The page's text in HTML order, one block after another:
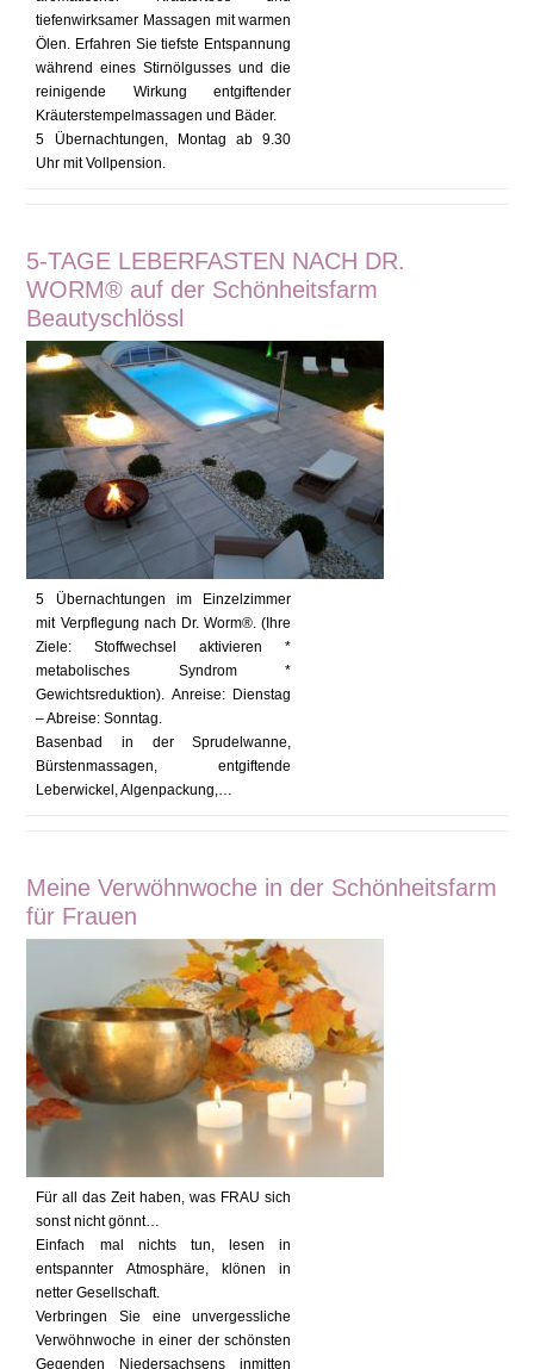
tiefenwirksamer Massagen mit warmen
Ölen. Erfahren Sie tiefste Entspannung
während eines Stirnölgusses und die
reinigende Wirkung entgiftender
Kräuterstempelmassagen und Bäder.
5 Übernachtungen, Montag ab 9.30
Uhr mit Vollpension.
5-TAGE LEBERFASTEN NACH DR.
WORM® auf der Schönheitsfarm
Beautyschlössl
5 Übernachtungen im Einzelzimmer
mit Verpflegung nach Dr. Worm®. (Ihre
Ziele: Stoffwechsel aktivieren *
metabolisches Syndrom *
Gewichtsreduktion). Anreise: Dienstag
– Abreise: Sonntag.
Basenbad in der Sprudelwanne,
Bürstenmassagen, entgiftende
Leberwickel, Algenpackung,…
Meine Verwöhnwoche in der Schönheitsfarm
für Frauen
Für all das Zeit haben, was FRAU sich
sonst nicht gönnt…
Einfach mal nichts tun, lesen in
entspannter Atmosphäre, klönen in
netter Gesellschaft.
Verbringen Sie eine unvergessliche
Verwöhnwoche in einer der schönsten
Gegenden Niedersachsens inmitten